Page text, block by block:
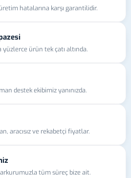
hatalarına karşı garantilidir.
ürün tek çatı altında.
destek ekibimiz yanınızda.
aracısız ve rekabetçi fiyatlar.
tüm süreç bize ait.